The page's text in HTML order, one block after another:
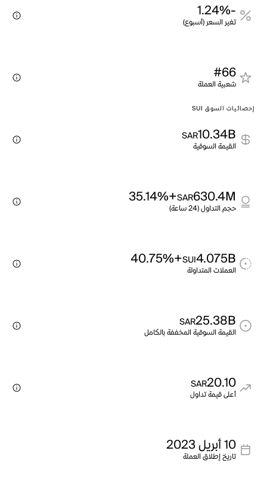
-1.24%
تغير السعر (أسبوع)
#66
شعبية العملة
إحصائيات السوق SUI
10.34B
SAR
القيمة السوقية
630.4M
SAR
+35.14%
حجم التداول (24 ساعة)
4.075B
SUI
+40.75%
العملات المتداولة
25.38B
SAR
القيمة السوقية المخففة بالكامل
20.10
SAR
أعلى قيمة تداول
10 أبريل 2023
تاريخ إطلاق العملة